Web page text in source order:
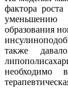
фактора
уменьшению
образования
также
необходимо